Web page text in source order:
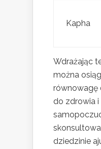
Kapha
Wdrażając
można
równowagę
do zdrowia
dziedzinie